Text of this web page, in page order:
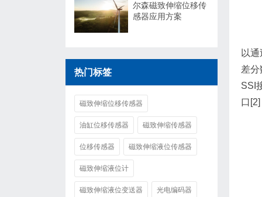
以
差
SSI
口
尔森磁致伸缩位移传
感器应用方案
热门标签
磁致伸缩位移传感器
油缸位移传感器 磁致伸缩传感器
位移传感器 磁致伸缩液位传感器
磁致伸缩液位计
磁致伸缩液位变送器 光电编码器